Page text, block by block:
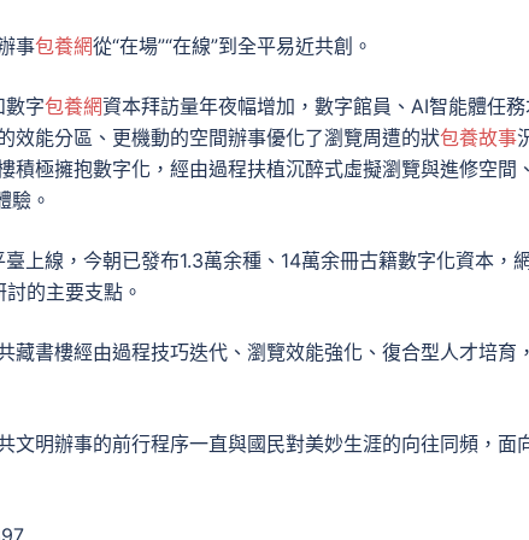
事包養網從“在場”“在線”到全平易近共創。
字包養網資本拜訪量年夜幅增加，數字館員、AI智能體任務
效能分區、更機動的空間辦事優化了瀏覽周遭的狀包養故事
極擁抱數字化，經由過程扶植沉醉式虛擬瀏覽與進修空間、
驗。
上線，今朝已發布1.3萬余種、14萬余冊古籍數字化資本，
的主要支點。
藏書樓經由過程技巧迭代、瀏覽效能強化、復合型人才培育
文明辦事的前行程序一直與國民對美妙生涯的向往同頻，面